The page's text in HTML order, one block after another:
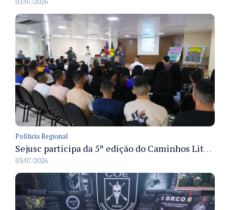
Políticia Regional
Sejusc participa da 5ª edição do Caminhos Literários com foco na cultura hip-hop nas unidades socioeducativas
03/07/2026